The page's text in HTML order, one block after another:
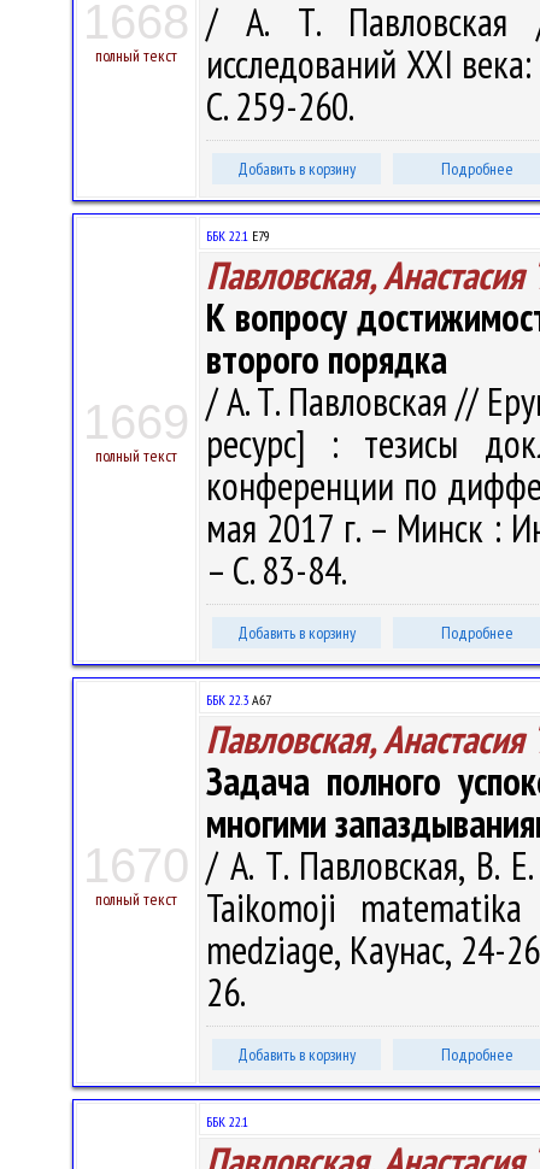
1668
полный текст
/ А. Т. Павловская
исследований XXI
С. 259-260.
Добавить в корзину Подробнее
1669
полный текст
ББК 22.1 Е79
Павловская, Анастасия
К вопросу
второго порядка
/ А. Т. Павловская //
ресурс] : тезисы
конференции по
мая 2017 г. – Минск :
– С. 83-84.
Добавить в корзину Подробнее
1670
полный текст
ББК 22.3 А67
Павловская, Анастасия
Задача полного
многими
/ А. Т. Павловская, В.
Taikomoji
medziage, Каунас, 24-
26.
Добавить в корзину Подробнее
ББК 22.1